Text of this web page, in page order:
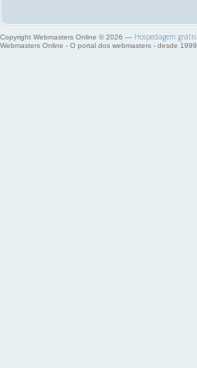
Copyright Webmasters Online © 2026 — Hospedagem grátis
Webmasters Online - O portal dos webmasters - desde 1999